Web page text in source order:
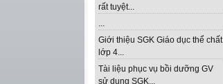
rất tuyệt...
...
Giới thiệu SGK Giáo dục thể chất
lớp 4...
Tài liệu phục vụ bồi dưỡng GV
sử dụng SGK...